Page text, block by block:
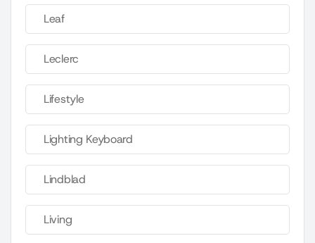
Leaf
Leclerc
Lifestyle
Lighting Keyboard
Lindblad
Living